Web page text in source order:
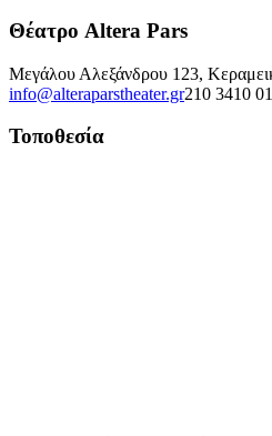
Θέατρο Altera Pars
Μεγάλου Αλεξάνδρου 123,
info@alteraparstheater.gr210 3410
Τοποθεσία